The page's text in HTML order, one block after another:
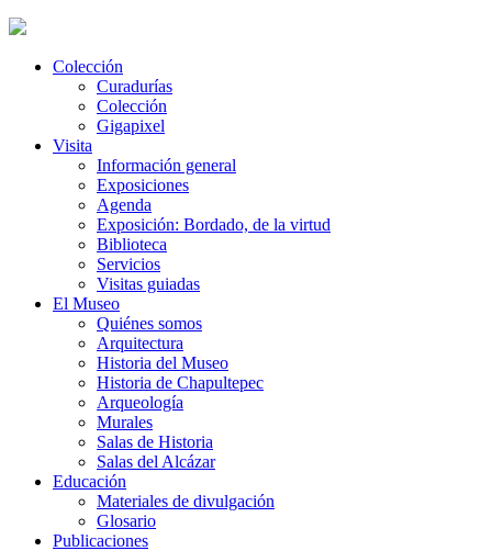
Colección
Curadurías
Colección
Gigapixel
Visita
Información general
Exposiciones
Agenda
Exposición: Bordado, de la virtud
Biblioteca
Servicios
Visitas guiadas
El Museo
Quiénes somos
Arquitectura
Historia del Museo
Historia de Chapultepec
Arqueología
Murales
Salas de Historia
Salas del Alcázar
Educación
Materiales de divulgación
Glosario
Publicaciones